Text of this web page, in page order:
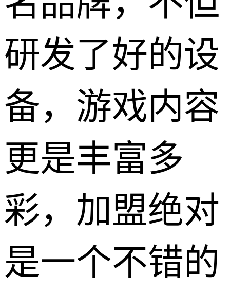
研发了好的设
备，游戏内容
更是丰富多
彩，加盟绝对
是一个不错的